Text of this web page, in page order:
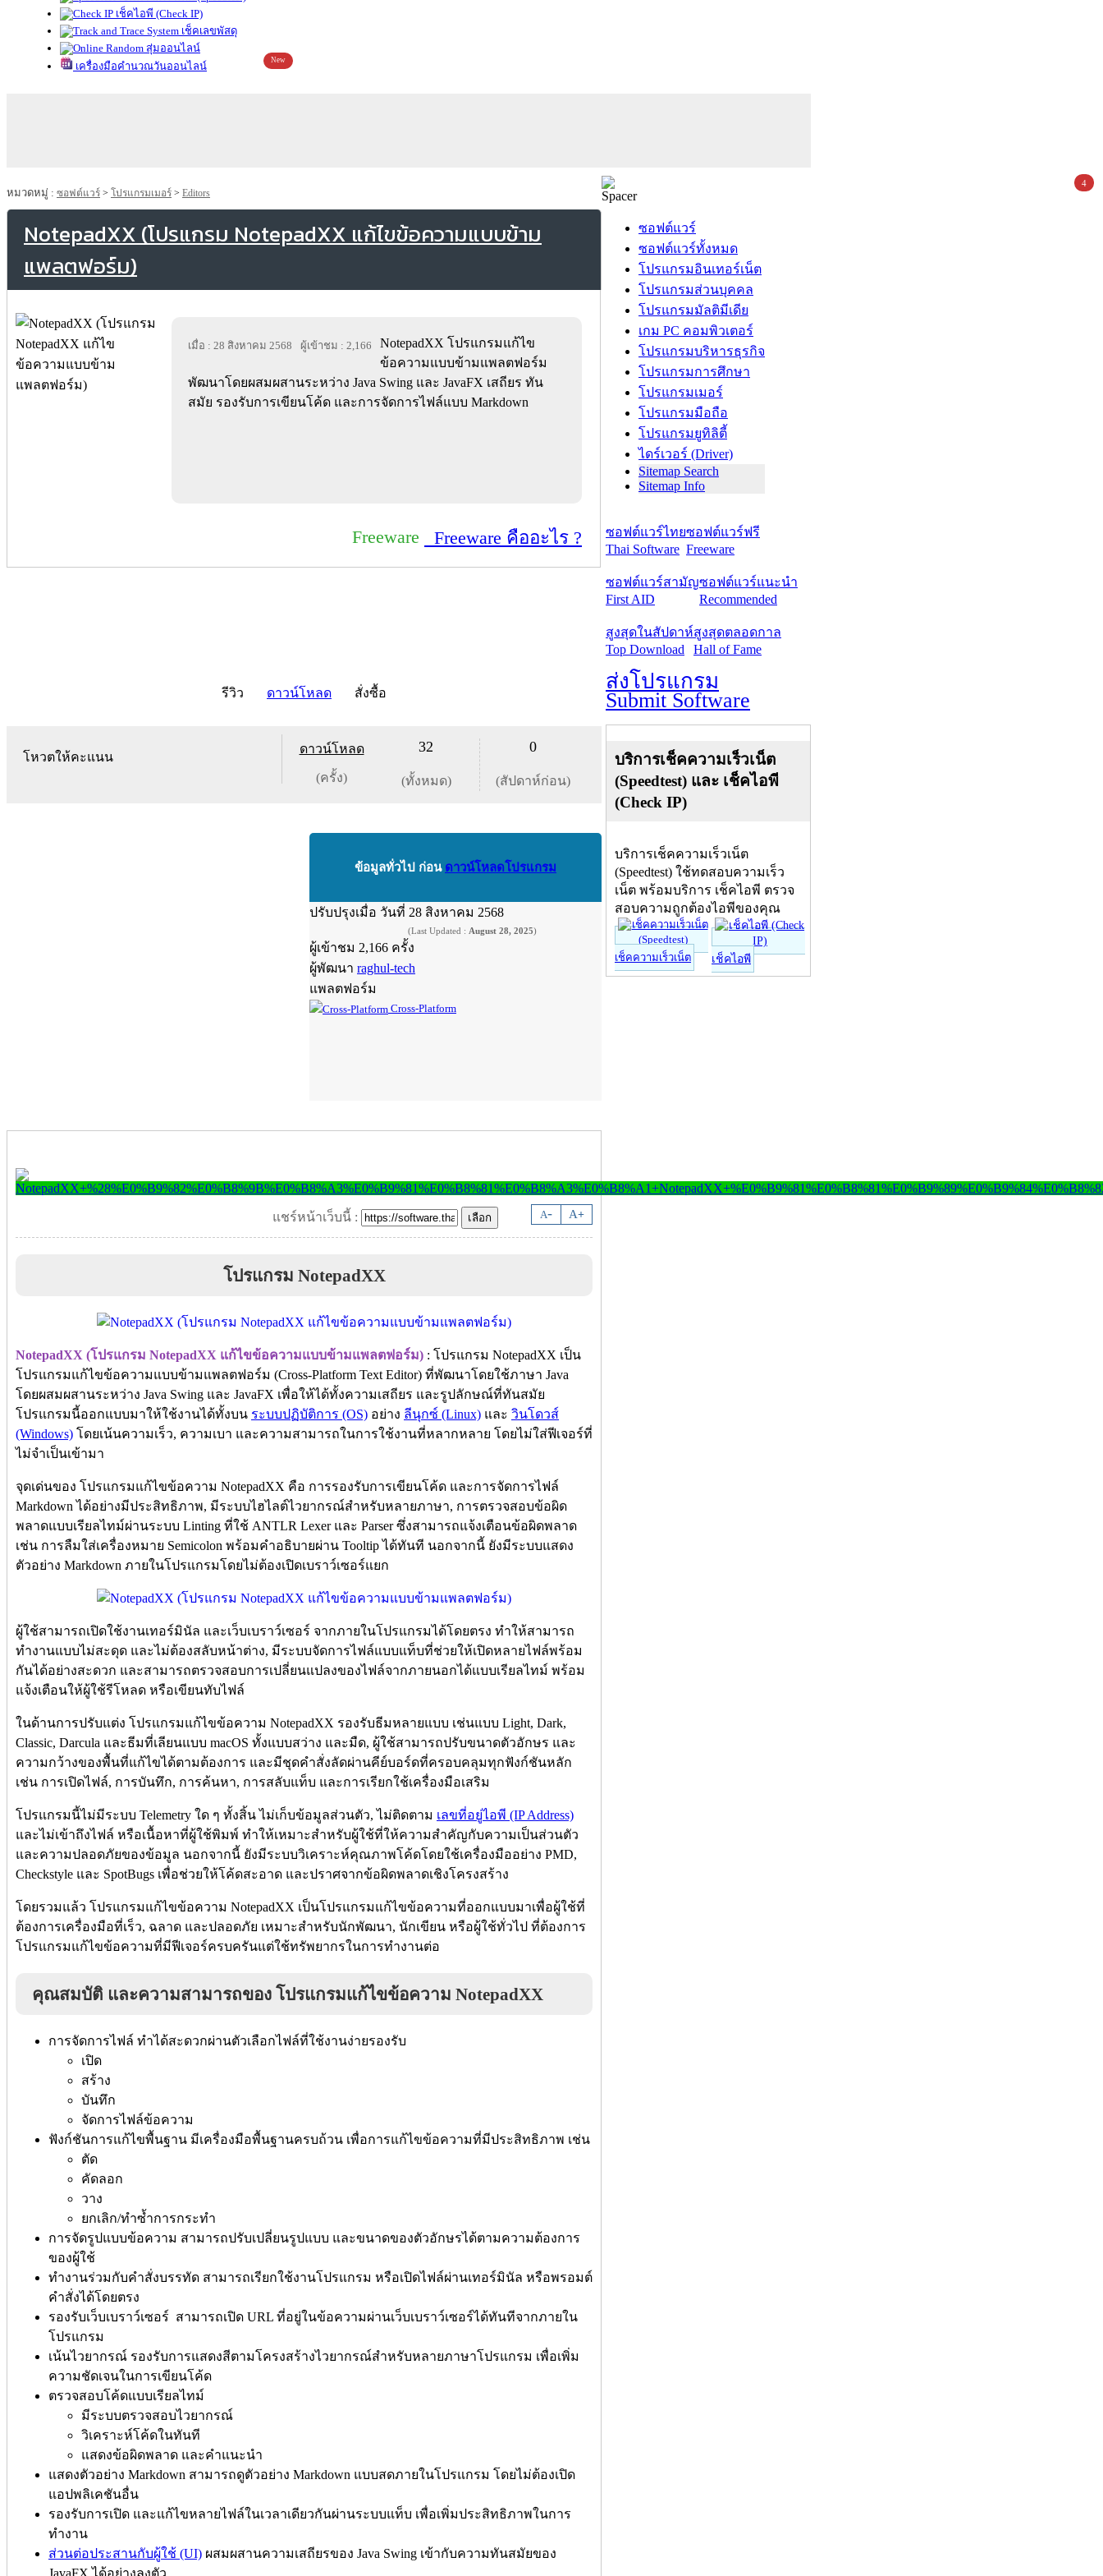
เช็คไอพี (Check IP)
เช็คเลขพัสดุ
สุ่มออนไลน์
เครื่องมือคำนวณวันออนไลน์
New
หมวดหมู่ : ซอฟต์แวร์ > โปรแกรมเมอร์ > Editors
NotepadXX (โปรแกรม NotepadXX แก้ไขข้อความแบบข้าม
แพลตฟอร์ม)
เมื่อ : 28 สิงหาคม 2568 ผู้เข้าชม : 2,166
NotepadXX โปรแกรมแก้ไข
ข้อความแบบข้ามแพลตฟอร์ม
พัฒนาโดยผสมผสานระหว่าง Java Swing และ JavaFX เสถียร ทัน
สมัย รองรับการเขียนโค้ด และการจัดการไฟล์แบบ Markdown
Freeware Freeware คืออะไร ?
รีวิว ดาวน์โหลด สั่งซื้อ
โหวตให้คะแนน
ดาวน์โหลด
(ครั้ง)
32
(ทั้งหมด)
0
(สัปดาห์ก่อน)
ข้อมูลทั่วไป ก่อน ดาวน์โหลดโปรแกรม
ปรับปรุงเมื่อ วันที่ 28 สิงหาคม 2568
(Last Updated : August 28, 2025)
ผู้เข้าชม 2,166 ครั้ง
ผู้พัฒนา raghul-tech
แพลตฟอร์ม
Cross-Platform
A- A+
แชร์หน้าเว็บนี้ :
โปรแกรม NotepadXX
NotepadXX (โปรแกรม NotepadXX แก้ไขข้อความแบบข้ามแพลตฟอร์ม) : โปรแกรม NotepadXX เป็น
โปรแกรมแก้ไขข้อความแบบข้ามแพลตฟอร์ม (Cross-Platform Text Editor) ที่พัฒนาโดยใช้ภาษา Java
โดยผสมผสานระหว่าง Java Swing และ JavaFX เพื่อให้ได้ทั้งความเสถียร และรูปลักษณ์ที่ทันสมัย
โปรแกรมนี้ออกแบบมาให้ใช้งานได้ทั้งบน ระบบปฏิบัติการ (OS) อย่าง ลีนุกซ์ (Linux) และ วินโดวส์
(Windows) โดยเน้นความเร็ว, ความเบา และความสามารถในการใช้งานที่หลากหลาย โดยไม่ใส่ฟีเจอร์ที่
ไม่จำเป็นเข้ามา
จุดเด่นของ โปรแกรมแก้ไขข้อความ NotepadXX คือ การรองรับการเขียนโค้ด และการจัดการไฟล์
Markdown ได้อย่างมีประสิทธิภาพ, มีระบบไฮไลต์ไวยากรณ์สำหรับหลายภาษา, การตรวจสอบข้อผิด
พลาดแบบเรียลไทม์ผ่านระบบ Linting ที่ใช้ ANTLR Lexer และ Parser ซึ่งสามารถแจ้งเตือนข้อผิดพลาด
เช่น การลืมใส่เครื่องหมาย Semicolon พร้อมคำอธิบายผ่าน Tooltip ได้ทันที นอกจากนี้ ยังมีระบบแสดง
ตัวอย่าง Markdown ภายในโปรแกรมโดยไม่ต้องเปิดเบราว์เซอร์แยก
ผู้ใช้สามารถเปิดใช้งานเทอร์มินัล และเว็บเบราว์เซอร์ จากภายในโปรแกรมได้โดยตรง ทำให้สามารถ
ทำงานแบบไม่สะดุด และไม่ต้องสลับหน้าต่าง, มีระบบจัดการไฟล์แบบแท็บที่ช่วยให้เปิดหลายไฟล์พร้อม
กันได้อย่างสะดวก และสามารถตรวจสอบการเปลี่ยนแปลงของไฟล์จากภายนอกได้แบบเรียลไทม์ พร้อม
แจ้งเตือนให้ผู้ใช้รีโหลด หรือเขียนทับไฟล์
ในด้านการปรับแต่ง โปรแกรมแก้ไขข้อความ NotepadXX รองรับธีมหลายแบบ เช่นแบบ Light, Dark,
Classic, Darcula และธีมที่เลียนแบบ macOS ทั้งแบบสว่าง และมืด, ผู้ใช้สามารถปรับขนาดตัวอักษร และ
ความกว้างของพื้นที่แก้ไขได้ตามต้องการ และมีชุดคำสั่งลัดผ่านคีย์บอร์ดที่ครอบคลุมทุกฟังก์ชันหลัก
เช่น การเปิดไฟล์, การบันทึก, การค้นหา, การสลับแท็บ และการเรียกใช้เครื่องมือเสริม
โปรแกรมนี้ไม่มีระบบ Telemetry ใด ๆ ทั้งสิ้น ไม่เก็บข้อมูลส่วนตัว, ไม่ติดตาม เลขที่อยู่ไอพี (IP Address)
และไม่เข้าถึงไฟล์ หรือเนื้อหาที่ผู้ใช้พิมพ์ ทำให้เหมาะสำหรับผู้ใช้ที่ให้ความสำคัญกับความเป็นส่วนตัว
และความปลอดภัยของข้อมูล นอกจากนี้ ยังมีระบบวิเคราะห์คุณภาพโค้ดโดยใช้เครื่องมืออย่าง PMD,
Checkstyle และ SpotBugs เพื่อช่วยให้โค้ดสะอาด และปราศจากข้อผิดพลาดเชิงโครงสร้าง
โดยรวมแล้ว โปรแกรมแก้ไขข้อความ NotepadXX เป็นโปรแกรมแก้ไขข้อความที่ออกแบบมาเพื่อผู้ใช้ที่
ต้องการเครื่องมือที่เร็ว, ฉลาด และปลอดภัย เหมาะสำหรับนักพัฒนา, นักเขียน หรือผู้ใช้ทั่วไป ที่ต้องการ
โปรแกรมแก้ไขข้อความที่มีฟีเจอร์ครบครันแต่ใช้ทรัพยากรในการทำงานต่อ
คุณสมบัติ และความสามารถของ โปรแกรมแก้ไขข้อความ NotepadXX
การจัดการไฟล์ ทำได้สะดวกผ่านตัวเลือกไฟล์ที่ใช้งานง่ายรองรับ
เปิด
สร้าง
บันทึก
จัดการไฟล์ข้อความ
ฟังก์ชันการแก้ไขพื้นฐาน มีเครื่องมือพื้นฐานครบถ้วน เพื่อการแก้ไขข้อความที่มีประสิทธิภาพ เช่น
ตัด
คัดลอก
วาง
ยกเลิก/ทำซ้ำการกระทำ
การจัดรูปแบบข้อความ สามารถปรับเปลี่ยนรูปแบบ และขนาดของตัวอักษรได้ตามความต้องการ
ของผู้ใช้
ทำงานร่วมกับคำสั่งบรรทัด สามารถเรียกใช้งานโปรแกรม หรือเปิดไฟล์ผ่านเทอร์มินัล หรือพรอมต์
คำสั่งได้โดยตรง
รองรับเว็บเบราว์เซอร์ สามารถเปิด URL ที่อยู่ในข้อความผ่านเว็บเบราว์เซอร์ได้ทันทีจากภายใน
โปรแกรม
เน้นไวยากรณ์ รองรับการแสดงสีตามโครงสร้างไวยากรณ์สำหรับหลายภาษาโปรแกรม เพื่อเพิ่ม
ความชัดเจนในการเขียนโค้ด
ตรวจสอบโค้ดแบบเรียลไทม์
มีระบบตรวจสอบไวยากรณ์
วิเคราะห์โค้ดในทันที
แสดงข้อผิดพลาด และคำแนะนำ
แสดงตัวอย่าง Markdown สามารถดูตัวอย่าง Markdown แบบสดภายในโปรแกรม โดยไม่ต้องเปิด
แอปพลิเคชันอื่น
รองรับการเปิด และแก้ไขหลายไฟล์ในเวลาเดียวกันผ่านระบบแท็บ เพื่อเพิ่มประสิทธิภาพในการ
ทำงาน
ส่วนต่อประสานกับผู้ใช้ (UI) ผสมผสานความเสถียรของ Java Swing เข้ากับความทันสมัยของ
JavaFX ได้อย่างลงตัว
ซอฟต์แวร์
ซอฟต์แวร์ทั้งหมด
โปรแกรมอินเทอร์เน็ต
โปรแกรมส่วนบุคคล
โปรแกรมมัลติมีเดีย
เกม PC คอมพิวเตอร์
โปรแกรมบริหารธุรกิจ
โปรแกรมการศึกษา
โปรแกรมเมอร์
โปรแกรมมือถือ
โปรแกรมยูทิลิตี้
ไดร์เวอร์ (Driver)
Sitemap Search
Sitemap Info
ซอฟต์แวร์ไทย
Thai Software
ซอฟต์แวร์ฟรี
Freeware
ซอฟต์แวร์สามัญ
First AID
ซอฟต์แวร์แนะนำ
Recommended
สูงสุดในสัปดาห์
Top Download
สูงสุดตลอดกาล
Hall of Fame
ส่งโปรแกรม
Submit Software
บริการเช็คความเร็วเน็ต
(Speedtest) และ เช็คไอพี
(Check IP)
บริการเช็คความเร็วเน็ต
(Speedtest) ใช้ทดสอบความเร็ว
เน็ต พร้อมบริการ เช็คไอพี ตรวจ
สอบความถูกต้องไอพีของคุณ
เช็คความเร็วเน็ต เช็คไอพี
4